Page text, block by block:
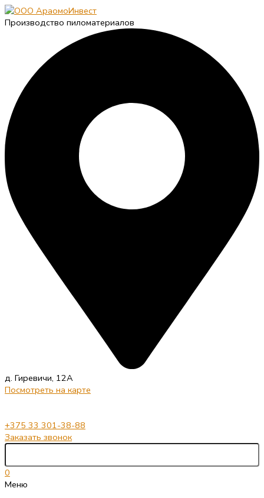
Производство пиломатериалов
д. Гиревичи, 12А
Посмотреть на карте
+375 33 301-38-88
Заказать звонок
0
Меню